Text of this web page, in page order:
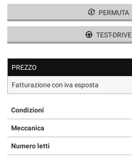
PERMUTA
TEST-DRIVE
PREZZO
Fatturazione con iva esposta
Condizioni
Meccanica
Numero letti